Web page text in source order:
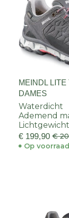
MEINDL LITE
DAMES
Waterdicht
Ademend
Lichtgewicht
€ 199,90 €
Op voorraad